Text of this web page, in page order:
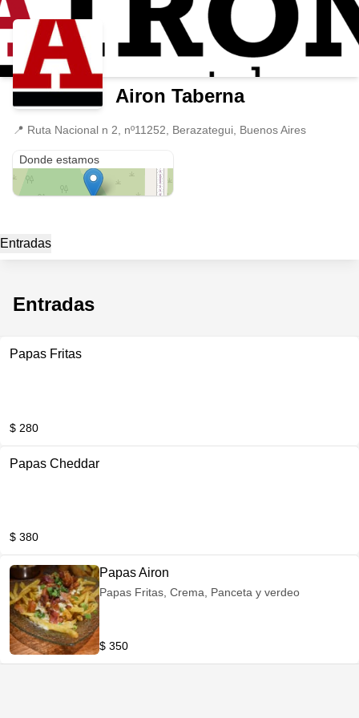
Airon Taberna
📍 Ruta Nacional n 2, nº11252, Berazategui, Buenos Aires
Donde estamos
Entradas
Entradas
Papas Fritas
$ 280
Papas Cheddar
$ 380
Papas Airon
Papas Fritas, Crema, Panceta y verdeo
$ 350